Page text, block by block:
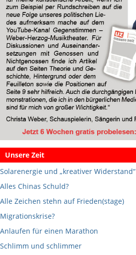
Unsere Zeit
Solarenergie und „kreativer Widerstand“
Alles Chinas Schuld?
Alle Zeichen stehn auf Frieden(stage)
Migrationskrise?
Anlaufen für einen Marathon
Schlimm und schlimmer